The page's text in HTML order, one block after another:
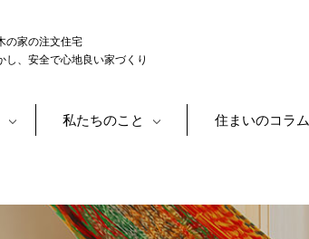
の家の注文住宅
し、安全で心地良い家づくり
私たちのこと 住まいのコラム